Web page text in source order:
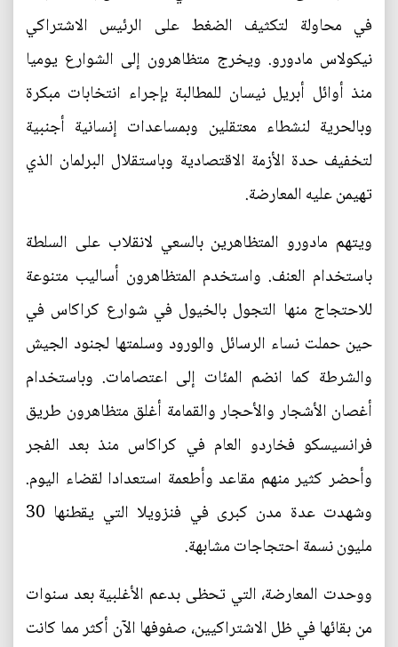
في محاولة لتكثيف الضغط على الرئيس الاشتراكي
نيكولاس مادورو. ويخرج متظاهرون إلى الشوارع يوميا
منذ أوائل أبريل نيسان للمطالبة بإجراء انتخابات مبكرة
وبالحرية لنشطاء معتقلين وبمساعدات إنسانية أجنبية
لتخفيف حدة الأزمة الاقتصادية وباستقلال البرلمان الذي
تهيمن عليه المعارضة.
ويتهم مادورو المتظاهرين بالسعي لانقلاب على السلطة
باستخدام العنف. واستخدم المتظاهرون أساليب متنوعة
للاحتجاج منها التجول بالخيول في شوارع كراكاس في
حين حملت نساء الرسائل والورود وسلمتها لجنود الجيش
والشرطة كما انضم المئات إلى اعتصامات. وباستخدام
أغصان الأشجار والأحجار والقمامة أغلق متظاهرون طريق
فرانسيسكو فخاردو العام في كراكاس منذ بعد الفجر
وأحضر كثير منهم مقاعد وأطعمة استعدادا لقضاء اليوم.
وشهدت عدة مدن كبرى في فنزويلا التي يقطنها 30
مليون نسمة احتجاجات مشابهة.
ووحدت المعارضة، التي تحظى بدعم الأغلبية بعد سنوات
من بقائها في ظل الاشتراكيين، صفوفها الآن أكثر مما كانت